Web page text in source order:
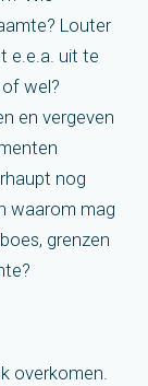
Louter
e.e.a. uit te
wel?
en vergeven
nog
waarom mag
grenzen
overkomen.